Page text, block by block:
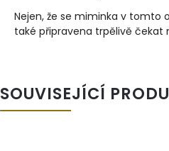
Nejen, že se miminka v tomto
také připravena trpělivě čekat
SOUVISEJÍCÍ